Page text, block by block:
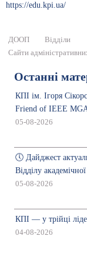
https://edu.kpi.ua/
ДООП
Відділи
Сайти
Останні
КПІ ім. Ігоря
Friend of IEEE
05-08-2026
🕔 Дайджест
Відділу
05-08-2026
КПІ — у трійці
04-08-2026